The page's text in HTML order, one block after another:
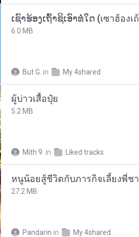
6.0 MB
But G. in My 4shared
ผู้บ่าวเสื้อปุ๋ย
5.2 MB
Mith 9. in Liked tracks
หนูน้อยสู้ชีวิตกับภารกิจเลี้ยงพี่ช
27.2 MB
Pandarin in My 4shared